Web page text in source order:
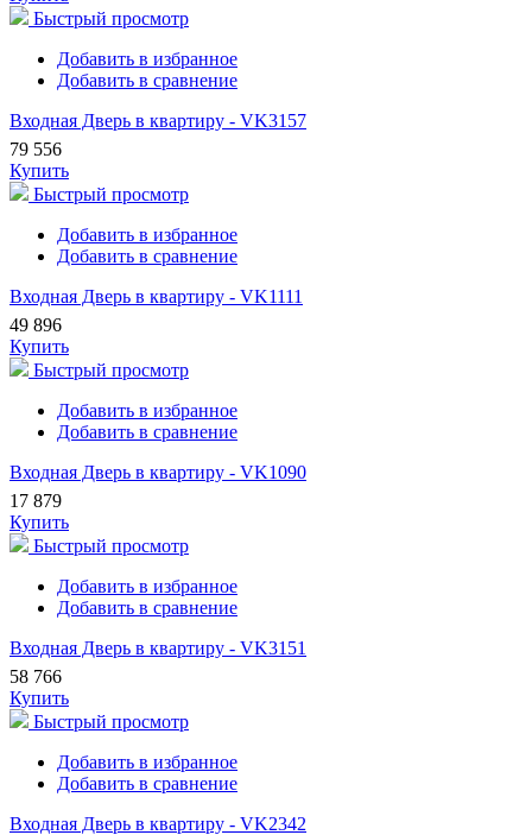
Быстрый просмотр
Добавить в избранное
Добавить в сравнение
Входная Дверь в квартиру - VK3157
79 556
Купить
Быстрый просмотр
Добавить в избранное
Добавить в сравнение
Входная Дверь в квартиру - VK1111
49 896
Купить
Быстрый просмотр
Добавить в избранное
Добавить в сравнение
Входная Дверь в квартиру - VK1090
17 879
Купить
Быстрый просмотр
Добавить в избранное
Добавить в сравнение
Входная Дверь в квартиру - VK3151
58 766
Купить
Быстрый просмотр
Добавить в избранное
Добавить в сравнение
Входная Дверь в квартиру - VK2342